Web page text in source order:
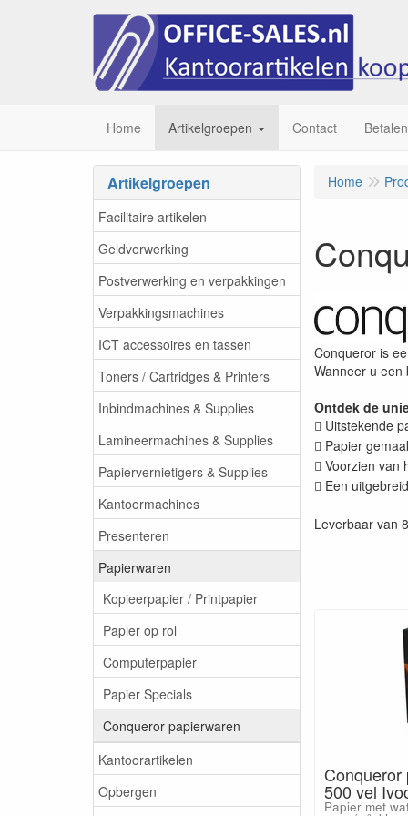
Home Artikelgroepen Contact Betalen
Artikelgroepen
Facilitaire artikelen
Geldverwerking
Postverwerking en verpakkingen
Verpakkingsmachines
ICT accessoires en tassen
Toners / Cartridges & Printers
Inbindmachines & Supplies
Lamineermachines & Supplies
Papiervernietigers & Supplies
Kantoormachines
Presenteren
Papierwaren
Kopieerpapier / Printpapier
Papier op rol
Computerpapier
Papier Specials
Conqueror papierwaren
Kantoorartikelen
Opbergen
Home
Conqueror is
Wanneer u
Ontdek de
 Uitstekende
 Papier
 Voorzien van
 Een
Leverbaar van
Conqueror
500 vel
Papier met